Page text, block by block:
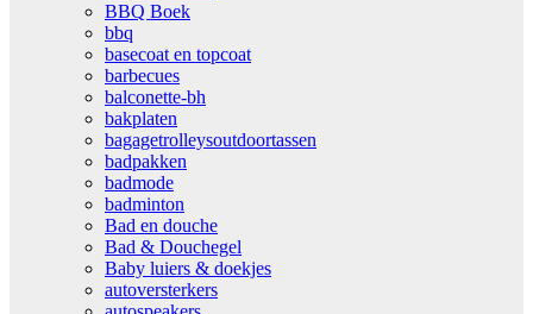
BBQ Boek
bbq
basecoat en topcoat
barbecues
balconette-bh
bakplaten
bagagetrolleysoutdoortassen
badpakken
badmode
badminton
Bad en douche
Bad & Douchegel
Baby luiers & doekjes
autoversterkers